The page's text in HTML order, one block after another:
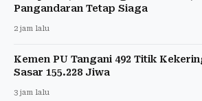
Pangandaran Tetap Siaga
2 jam lalu
Kemen PU Tangani 492 Titik
Sasar 155.228 Jiwa
3 jam lalu